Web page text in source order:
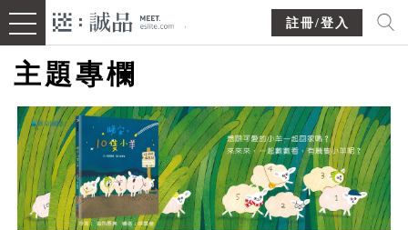
註冊/登入
主題專欄